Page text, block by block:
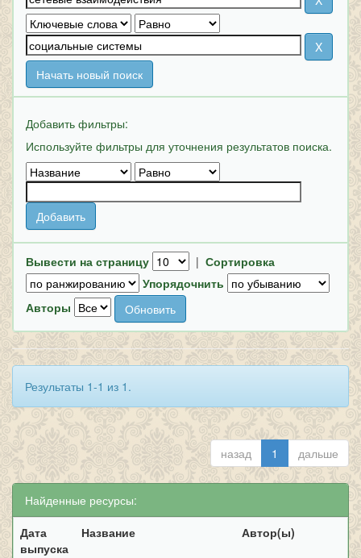
Начать новый поиск
Добавить фильтры:
Используйте фильтры для уточнения результатов поиска.
Вывести на страницу | Сортировка
Упорядочнить
Авторы
Результаты 1-1 из 1.
назад 1 дальше
Найденные ресурсы:
Дата
выпуска
Название Автор(ы)